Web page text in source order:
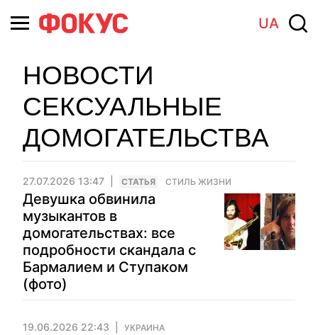
UA
НОВОСТИ
СЕКСУАЛЬНЫЕ
ДОМОГАТЕЛЬСТВА
27.07.2026 13:47 CТАТЬЯ СТИЛЬ ЖИЗНИ
Девушка обвинила
музыкантов в
домогательствах: все
подробности скандала с
Бармалием и Ступаком
(фото)
19.06.2026 22:43 УКРАИНА